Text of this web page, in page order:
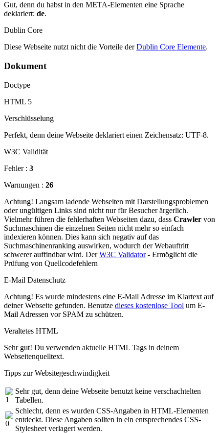
Gut, denn du habst in den META-Elementen eine Sprache
deklariert: de.
Dublin Core
Diese Webseite nutzt nicht die Vorteile derDublin Core Elemente.
Dokument
Doctype
HTML 5
Verschlüsselung
Perfekt, denn deine Webseite deklariert einen Zeichensatz: UTF-8.
W3C Validität
Fehler : 3
Warnungen : 26
Achtung! Langsam ladende Webseiten mit Darstellungsproblemen
oder ungültigen Links sind nicht nur für Besucher ärgerlich.
Vielmehr führen die fehlerhaften Webseiten dazu, dass Crawler von
Suchmaschinen die einzelnen Seiten nicht mehr so einfach
indexieren können. Dies kann sich negativ auf das
Suchmaschinenranking auswirken, wodurch der Webauftritt
schwerer auffindbar wird. DerW3C Validator- Ermöglicht die
Prüfung von Quellcodefehlern
E-Mail Datenschutz
Achtung! Es wurde mindestens eine E-Mail Adresse im Klartext auf
deiner Webseite gefunden. Benutze dieses kostenlose Tool um E-
Mail Adressen vor SPAM zu schützen.
Veraltetes HTML
Sehr gut! Du verwenden aktuelle HTML Tags in deinem
Webseitenquelltext.
Tipps zur Websitegeschwindigkeit
Sehr gut, denn deine Webseite benutzt keine verschachtelten
Tabellen.
Schlecht, denn es wurden CSS-Angaben in HTML-Elementen
entdeckt. Diese Angaben sollten in ein entsprechendes CSS-
Stylesheet verlagert werden.